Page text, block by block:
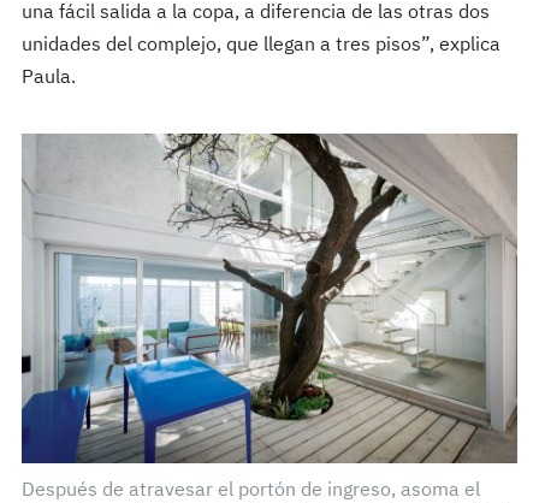
una fácil salida a la copa, a diferencia de las otras dos
unidades del complejo, que llegan a tres pisos”, explica
Paula.
Después de atravesar el portón de ingreso, asoma el